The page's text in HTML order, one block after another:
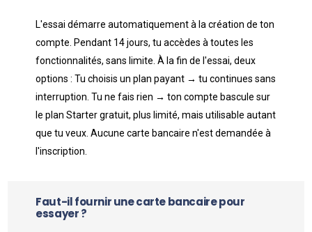
L'essai démarre automatiquement à la création de ton
compte. Pendant 14 jours, tu accèdes à toutes les
fonctionnalités, sans limite. À la fin de l'essai, deux
options : Tu choisis un plan payant → tu continues sans
interruption. Tu ne fais rien → ton compte bascule sur
le plan Starter gratuit, plus limité, mais utilisable autant
que tu veux. Aucune carte bancaire n'est demandée à
l'inscription.
Faut-il fournir une carte bancaire pour
essayer ?